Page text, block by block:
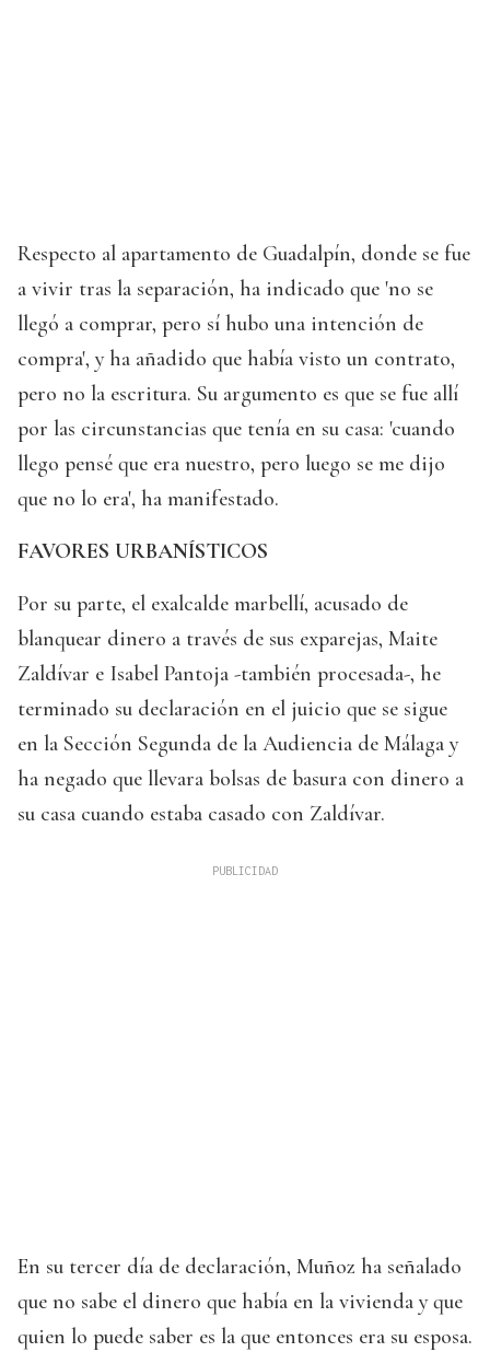
Respecto al apartamento de Guadalpín, donde se fue
a vivir tras la separación, ha indicado que 'no se
llegó a comprar, pero sí hubo una intención de
compra', y ha añadido que había visto un contrato,
pero no la escritura. Su argumento es que se fue allí
por las circunstancias que tenía en su casa: 'cuando
llego pensé que era nuestro, pero luego se me dijo
que no lo era', ha manifestado.
FAVORES URBANÍSTICOS
Por su parte, el exalcalde marbellí, acusado de
blanquear dinero a través de sus exparejas, Maite
Zaldívar e Isabel Pantoja -también procesada-, he
terminado su declaración en el juicio que se sigue
en la Sección Segunda de la Audiencia de Málaga y
ha negado que llevara bolsas de basura con dinero a
su casa cuando estaba casado con Zaldívar.
En su tercer día de declaración, Muñoz ha señalado
que no sabe el dinero que había en la vivienda y que
quien lo puede saber es la que entonces era su esposa.